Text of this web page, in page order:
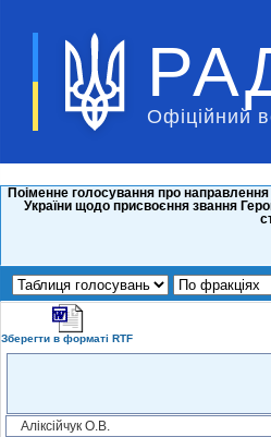
Офіційний
Поіменне голосування про
України щодо присвоєння звання
Зберегти в форматі RTF
Аліксійчук О.В.